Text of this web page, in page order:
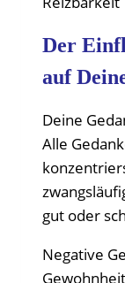
Der
auf
Deine
Alle
gut oder
Negative